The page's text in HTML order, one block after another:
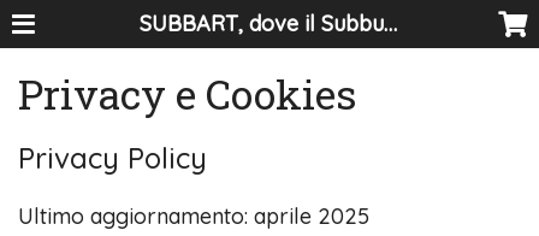
SUBBART, dove il Subbuteo diventa arte
Privacy e Cookies
Privacy Policy
Ultimo aggiornamento: aprile 2025